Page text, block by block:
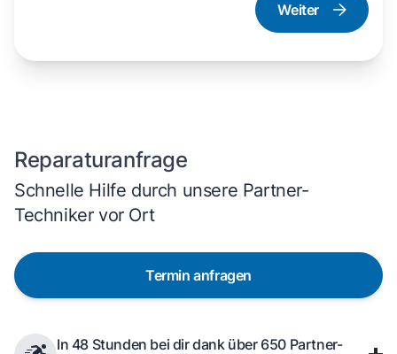
Herd und Backofen
Weiter
Reparaturanfrage
Schnelle Hilfe durch unsere Partner-
Techniker vor Ort
Termin anfragen
In 48 Stunden bei dir dank über 650 Partner-